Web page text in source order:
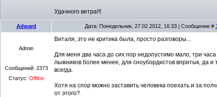
Удачного ветра!!!
Adward Дата: Понедельник, 27.02.2012, 16:33 | Сообщение #
Admin
Сообщений: 2373
Статус: Offline
Виталя, это не критика была, просто разговоры...
Для меня два часа до сих пор недопустимо мало, три
лыжников более менее, для сноубордистов впритык, да и
всегда.
Хотя на спор можно заставить человека поехать и за
от этого?